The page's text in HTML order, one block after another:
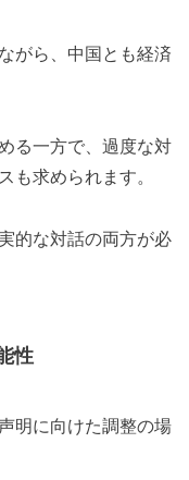
がら、中国とも経済
る一方で、過度な対
も求められます。
的な対話の両方が必
性
明に向けた調整の場